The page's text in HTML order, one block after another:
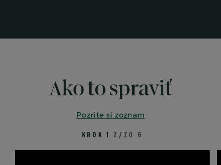
Ako to spraviť
Pozrite si zoznam
KROK 1 Z/ZO 6